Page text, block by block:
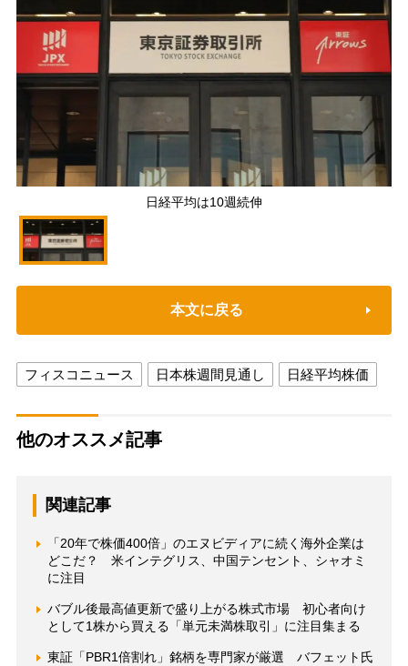
日経平均は10週続伸
本文に戻る
フィスコニュース 日本株週間見通し 日経平均株価
他のオススメ記事
関連記事
「20年で株価400倍」のエヌビディアに続く海外企業は
どこだ？ 米インテグリス、中国テンセント、シャオミ
に注目
バブル後最高値更新で盛り上がる株式市場 初心者向け
として1株から買える「単元未満株取引」に注目集まる
東証「PBR1倍割れ」銘柄を専門家が厳選 バフェット氏